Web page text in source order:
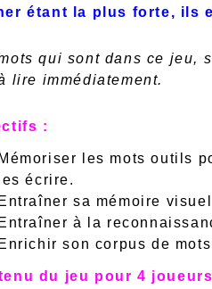
étant la plus forte, ils
qui sont dans ce jeu,
lire immédiatement.
:
Mémoriser les mots outils
les écrire.
Entraîner sa mémoire
Entraîner à la
Enrichir son corpus de
du jeu pour 4